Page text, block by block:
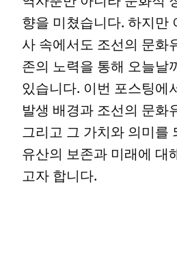
향을 미쳤습니다. 하지만
사 속에서도 조선의 문화
존의 노력을 통해 오늘날
있습니다. 이번 포스팅에
발생 배경과 조선의 문화
그리고 그 가치와 의미를
유산의 보존과 미래에 대
고자 합니다.